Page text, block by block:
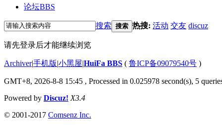
论坛BBS
搜索 搜索 热搜: 活动 交友 discuz
请先登录后才能继续浏览
Archiver|手机版|小黑屋|HuiFa BBS ( 鲁ICP备09079540号 )
GMT+8, 2026-8-8 15:45 , Processed in 0.025978 second(s), 5
Powered by Discuz! X3.4
© 2001-2017 Comsenz Inc.